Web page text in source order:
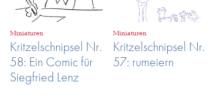
Miniaturen
Kritzelschnipsel Nr.
58: Ein Comic für
Siegfried Lenz
Miniaturen
Kritzelschnipsel Nr.
57: rumeiern